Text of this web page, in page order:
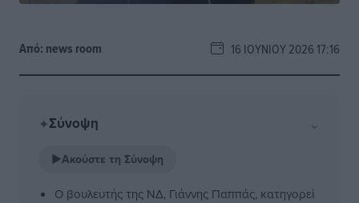
Από: news room 16 ΙΟΥΝΊΟΥ 2026 17:16
✦Σύνοψη ⌄
▶Ακούστε τη Σύνοψη
Ο βουλευτής της ΝΔ, Γιάννης Παππάς, κατηγορεί